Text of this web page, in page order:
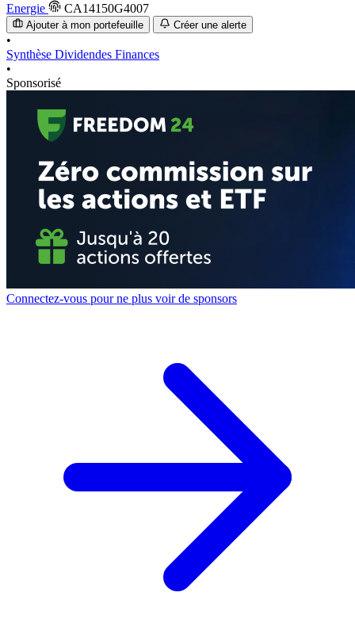
Energie
CA14150G4007
Ajouter à mon portefeuille Créer une alerte
•
Synthèse Dividendes Finances
•
Sponsorisé
Connectez-vous pour ne plus voir de sponsors